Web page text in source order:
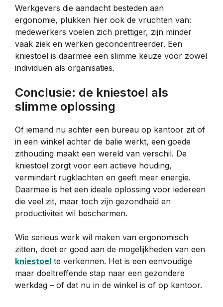
Werkgevers die aandacht besteden aan
ergonomie, plukken hier ook de vruchten van:
medewerkers voelen zich prettiger, zijn minder
vaak ziek en werken geconcentreerder. Een
kniestoel is daarmee een slimme keuze voor zowel
individuen als organisaties.
Conclusie: de kniestoel als
slimme oplossing
Of iemand nu achter een bureau op kantoor zit of
in een winkel achter de balie werkt, een goede
zithouding maakt een wereld van verschil. De
kniestoel zorgt voor een actieve houding,
vermindert rugklachten en geeft meer energie.
Daarmee is het een ideale oplossing voor iedereen
die veel zit, maar toch zijn gezondheid en
productiviteit wil beschermen.
Wie serieus werk wil maken van ergonomisch
zitten, doet er goed aan de mogelijkheden van een
kniestoel te verkennen. Het is een eenvoudige
maar doeltreffende stap naar een gezondere
werkdag – of dat nu in de winkel is of op kantoor.